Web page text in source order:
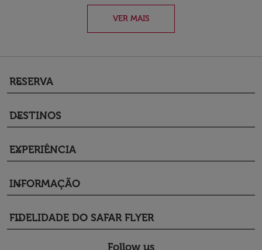
VER MAIS
RESERVA
keyboard_arrow_down
DESTINOS
keyboard_arrow_down
EXPERIÊNCIA
keyboard_arrow_down
INFORMAÇÃO
keyboard_arrow_down
FIDELIDADE DO SAFAR FLYER
keyboard_arrow_down
Follow us